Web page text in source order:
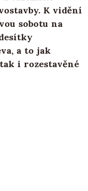
K vidění
sobotu na
a to jak
i rozestavěné